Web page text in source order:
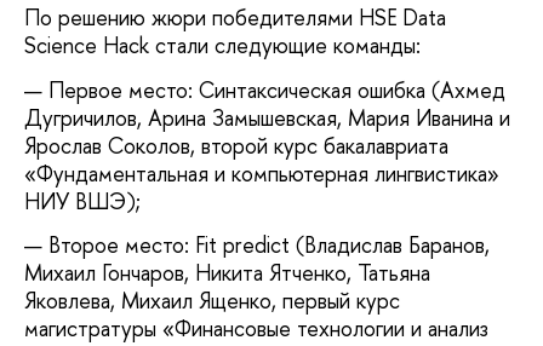
По решению жюри победителями HSE Data
Science Hack стали следующие команды:
Первое место: Синтаксическая ошибка (Ахмед
Дугричилов, Арина Замышевская, Мария Иванина и
Ярослав Соколов, второй курс бакалавриата
«Фундаментальная и компьютерная лингвистика»
НИУ ВШЭ);
Второе место: Fit predict (Владислав Баранов,
Михаил Гончаров, Никита Ятченко, Татьяна
Яковлева, Михаил Ященко, первый курс
магистратуры «Финансовые технологии и анализ